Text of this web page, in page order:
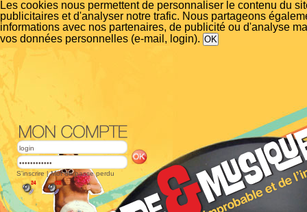
Les cookies nous permettent de personnaliser le contenu du
publicitaires et d'analyser notre trafic. Nous partageons
informations avec nos partenaires, de publicité ou d'analyse
vos données personnelles (e-mail, login).
S'inscrire |Mot de passe perdu